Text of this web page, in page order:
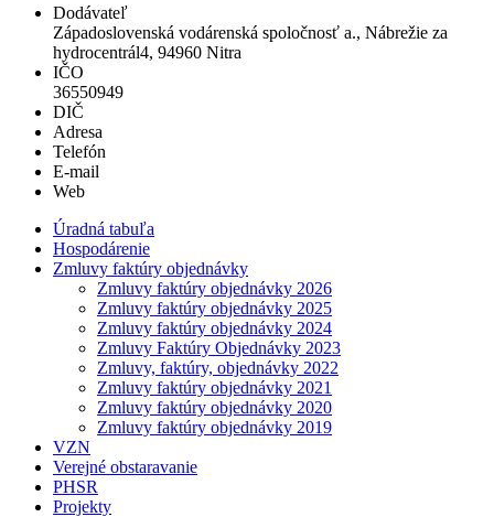
Dodávateľ
Západoslovenská vodárenská spoločnosť a., Nábrežie za
hydrocentrál4, 94960 Nitra
IČO
36550949
DIČ
Adresa
Telefón
E-mail
Web
Úradná tabuľa
Hospodárenie
Zmluvy faktúry objednávky
Zmluvy faktúry objednávky 2026
Zmluvy faktúry objednávky 2025
Zmluvy faktúry objednávky 2024
Zmluvy Faktúry Objednávky 2023
Zmluvy, faktúry, objednávky 2022
Zmluvy faktúry objednávky 2021
Zmluvy faktúry objednávky 2020
Zmluvy faktúry objednávky 2019
VZN
Verejné obstaravanie
PHSR
Projekty